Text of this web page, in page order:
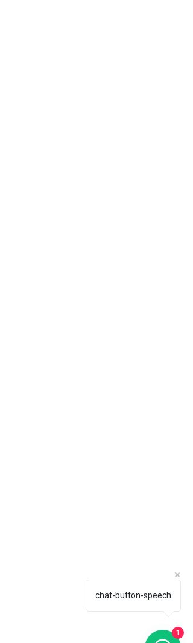
chat-button-speech
1